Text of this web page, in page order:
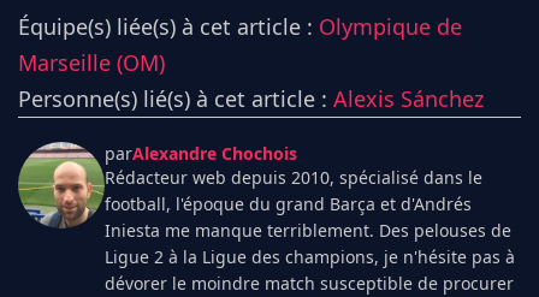
Équipe(s) liée(s) à cet article : Olympique de
Marseille (OM)
Personne(s) lié(s) à cet article : Alexis Sánchez
parAlexandre Chochois
Rédacteur web depuis 2010, spécialisé dans le
football, l'époque du grand Barça et d'Andrés
Iniesta me manque terriblement. Des pelouses de
Ligue 2 à la Ligue des champions, je n'hésite pas à
dévorer le moindre match susceptible de procurer